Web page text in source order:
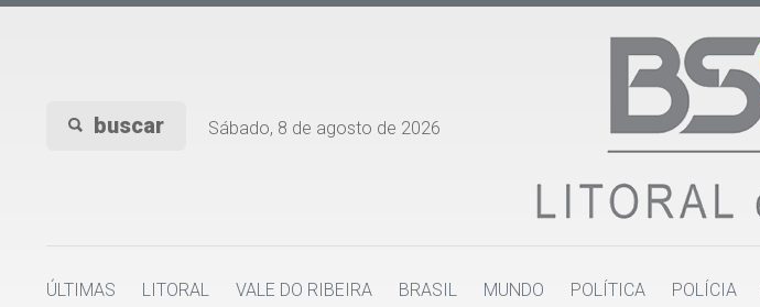
buscar Sábado, 8 de agosto de 2026
ÚLTIMAS LITORAL VALE DO RIBEIRA BRASIL MUNDO POLÍTICA POLÍCIA